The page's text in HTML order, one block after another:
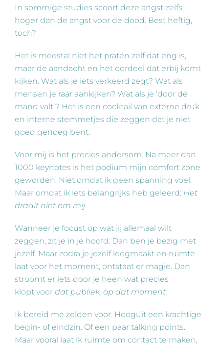
In sommige studies scoort deze angst zelfs
hoger dan de angst voor de dood. Best heftig,
toch?
Het is meestal niet het praten zelf dat eng is,
maar de aandacht en het oordeel dat erbij komt
kijken. Wat als je iets verkeerd zegt? Wat als
mensen je raar aankijken? Wat als je ‘door de
mand valt’? Het is een cocktail van externe druk
en interne stemmetjes die zeggen dat je niet
goed genoeg bent.
Voor mij is het precies andersom. Na meer dan
1000 keynotes is het podium mijn comfort zone
geworden. Niet omdat ik geen spanning voel.
Maar omdat ik iets belangrijks heb geleerd: Het
draait niet om mij.
Wanneer je focust op wat jij allemaal wilt
zeggen, zit je in je hoofd. Dan ben je bezig met
jezelf. Maar zodra je jezelf leegmaakt en ruimte
laat voor het moment, ontstaat er magie. Dan
stroomt er iets door je heen wat precies
klopt voor dat publiek, op dat moment.
Ik bereid me zelden voor. Hooguit een krachtige
begin- of eindzin. Of een paar talking points.
Maar vooral laat ik ruimte om contact te maken,